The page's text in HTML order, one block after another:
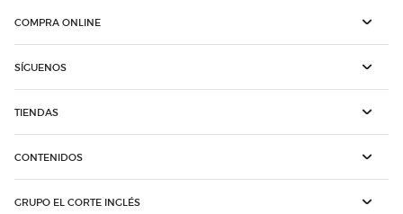
COMPRA ONLINE
SÍGUENOS
TIENDAS
CONTENIDOS
GRUPO EL CORTE INGLÉS